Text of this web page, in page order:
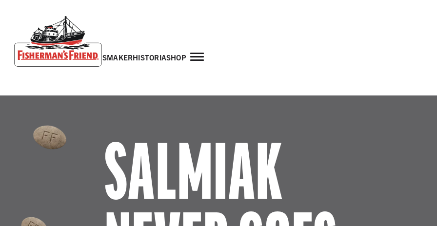
smakerhistoriashop
SALMIAK